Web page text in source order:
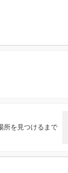
所を見つけるまで